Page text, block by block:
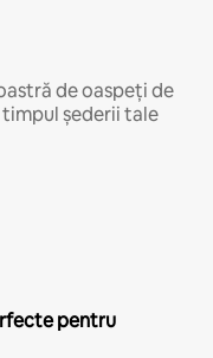
de oaspeți de
șederii tale
pentru